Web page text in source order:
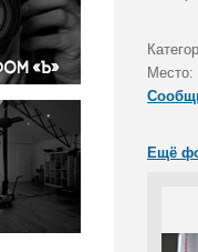
Место:
Ещё